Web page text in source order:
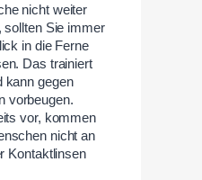
nicht weiter
sollten Sie immer
in die Ferne
Das trainiert
kann gegen
vorbeugen.
vor, kommen
nicht an
Kontaktlinsen